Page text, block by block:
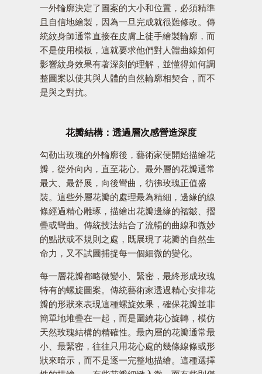
一外輪廓決定了圖案的大小和位置，必須精準
且自信地繪製，因為一旦完成就很難修改。傳
統紋身師通常直接在皮膚上徒手繪製輪廓，而
不是使用模板，這就要求他們對人體曲線如何
影響紋身效果有著深刻的理解，並懂得如何調
整圖案以使其與人體的自然輪廓相契合，而不
是與之對抗。
花瓣結構：透過層次感營造深度
勾勒出玫瑰的外輪廓後，藝術家便開始描繪花
瓣，從外向內，直至花心。最外層的花瓣通常
最大、最舒展，向後彎曲，彷彿玫瑰正值盛
裝。這些外層花瓣的處理最為精細，邊緣的線
條經過精心雕琢，描繪出花瓣邊緣的褶皺、摺
疊或彎曲。傳統技法結合了流暢的曲線和微妙
的點狀或不規則之處，既展現了花瓣的自然生
命力，又不試圖捕捉每一個細微的變化。
每一層花瓣都略微變小、緊密，最終形成玫瑰
特有的螺旋圖案。傳統藝術家透過精心安排花
瓣的形狀來表現這種螺旋效果，確保花瓣並非
簡單地堆疊在一起，而是圍繞花心旋轉，模仿
天然玫瑰結構的精確性。最內層的花瓣通常最
小、最緊密，往往只用花心處的幾條線條或形
狀來暗示，而不是逐一完整地描繪。這種選擇